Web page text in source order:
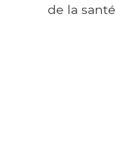
de la